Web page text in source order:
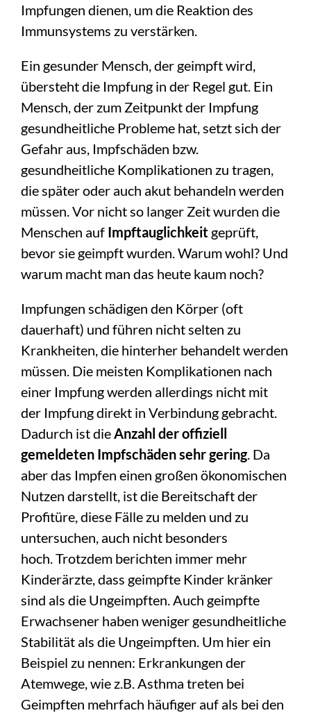
Impfungen dienen, um die Reaktion des
Immunsystems zu verstärken.
Ein gesunder Mensch, der geimpft wird,
übersteht die Impfung in der Regel gut. Ein
Mensch, der zum Zeitpunkt der Impfung
gesundheitliche Probleme hat, setzt sich der
Gefahr aus, Impfschäden bzw.
gesundheitliche Komplikationen zu tragen,
die später oder auch akut behandeln werden
müssen. Vor nicht so langer Zeit wurden die
Menschen auf Impftauglichkeitgeprüft,
bevor sie geimpft wurden. Warum wohl? Und
warum macht man das heute kaum noch?
Impfungen schädigen den Körper (oft
dauerhaft) und führen nicht selten zu
Krankheiten, die hinterher behandelt werden
müssen. Die meisten Komplikationen nach
einer Impfung werden allerdings nicht mit
der Impfung direkt in Verbindung gebracht.
Dadurch ist dieAnzahl der offiziell
gemeldeten Impfschäden sehr gering. Da
aber das Impfen einen großen ökonomischen
Nutzen darstellt, ist die Bereitschaft der
Profitüre, diese Fälle zu melden und zu
untersuchen, auch nicht besonders
hoch. Trotzdem berichten immer mehr
Kinderärzte, dass geimpfte Kinder kränker
sind als die Ungeimpften. Auch geimpfte
Erwachsener haben weniger gesundheitliche
Stabilität als die Ungeimpften. Um hier ein
Beispiel zu nennen: Erkrankungen der
Atemwege, wie z.B. Asthma treten bei
Geimpften mehrfach häufiger auf als bei den